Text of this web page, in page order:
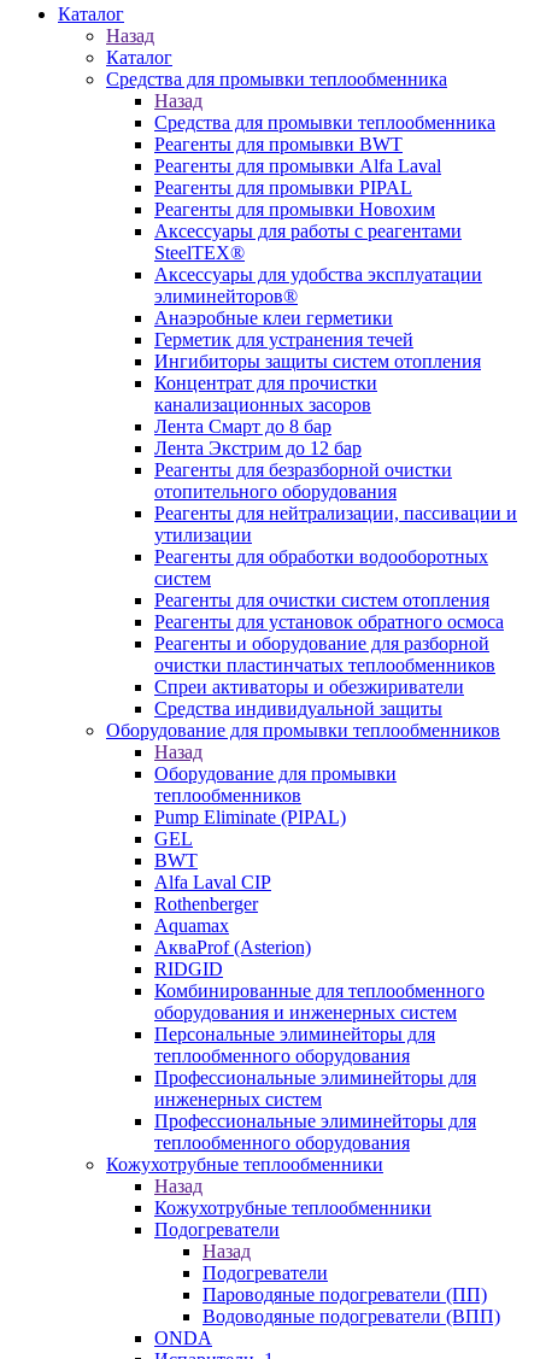
Каталог
Назад
Каталог
Средства для промывки теплообменника
Назад
Средства для промывки теплообменника
Реагенты для промывки BWT
Реагенты для промывки Alfa Laval
Реагенты для промывки PIPAL
Реагенты для промывки Новохим
Аксессуары для работы с реагентами
SteelTEX®
Аксессуары для удобства эксплуатации
элиминейторов®
Анаэробные клеи герметики
Герметик для устранения течей
Ингибиторы защиты систем отопления
Концентрат для прочистки
канализационных засоров
Лента Смарт до 8 бар
Лента Экстрим до 12 бар
Реагенты для безразборной очистки
отопительного оборудования
Реагенты для нейтрализации, пассивации и
утилизации
Реагенты для обработки водооборотных
систем
Реагенты для очистки систем отопления
Реагенты для установок обратного осмоса
Реагенты и оборудование для разборной
очистки пластинчатых теплообменников
Спреи активаторы и обезжириватели
Средства индивидуальной защиты
Оборудование для промывки теплообменников
Назад
Оборудование для промывки
теплообменников
Pump Eliminate (PIPAL)
GEL
BWT
Alfa Laval CIP
Rothenberger
Aquamax
АкваProf (Asterion)
RIDGID
Комбинированные для теплообменного
оборудования и инженерных систем
Персональные элиминейторы для
теплообменного оборудования
Профессиональные элиминейторы для
инженерных систем
Профессиональные элиминейторы для
теплообменного оборудования
Кожухотрубные теплообменники
Назад
Кожухотрубные теплообменники
Подогреватели
Назад
Подогреватели
Пароводяные подогреватели (ПП)
Водоводяные подогреватели (ВПП)
ONDA